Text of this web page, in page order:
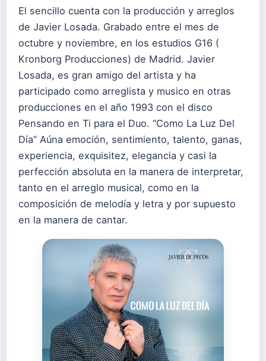
El sencillo cuenta con la producción y arreglos
de Javier Losada. Grabado entre el mes de
octubre y noviembre, en los estudios G16 (
Kronborg Producciones) de Madrid. Javier
Losada, es gran amigo del artista y ha
participado como arreglista y musico en otras
producciones en el año 1993 con el disco
Pensando en Ti para el Duo. “Como La Luz Del
Día” Aúna emoción, sentimiento, talento, ganas,
experiencia, exquisitez, elegancia y casi la
perfección absoluta en la manera de interpretar,
tanto en el arreglo musical, como en la
composición de melodía y letra y por supuesto
en la manera de cantar.